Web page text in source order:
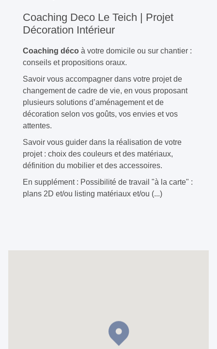
Coaching Deco Le Teich | Projet
Décoration Intérieur
Coaching déco à votre domicile ou sur chantier :
conseils et propositions oraux.
Savoir vous accompagner dans votre projet de
changement de cadre de vie, en vous proposant
plusieurs solutions d’aménagement et de
décoration selon vos goûts, vos envies et vos
attentes.
Savoir vous guider dans la réalisation de votre
projet : choix des couleurs et des matériaux,
définition du mobilier et des accessoires.
En supplément : Possibilité de travail "à la carte" :
plans 2D et/ou listing matériaux et/ou (...)